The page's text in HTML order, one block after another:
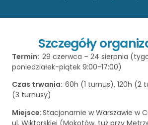
Szczegóły
Termin: 29 czerwca – 24 sierpnia (t
poniedziałek-piątek 9:00-17:00)
Czas trwania: 60h (1 turnus), 120h (2
(3 turnusy)
Miejsce:Stacjonarnie w Warszawie w
ul. Wiktorskiej (Mokotów, tuż przy